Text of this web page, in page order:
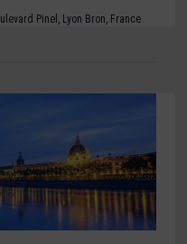
Pinel, Lyon Bron, France